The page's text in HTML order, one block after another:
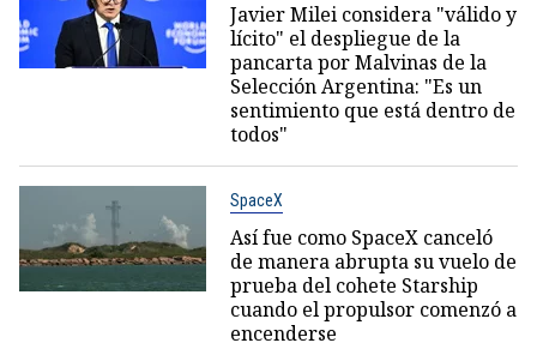
Javier Milei considera "válido y
lícito" el despliegue de la
pancarta por Malvinas de la
Selección Argentina: "Es un
sentimiento que está dentro de
todos"
SpaceX
Así fue como SpaceX canceló
de manera abrupta su vuelo de
prueba del cohete Starship
cuando el propulsor comenzó a
encenderse